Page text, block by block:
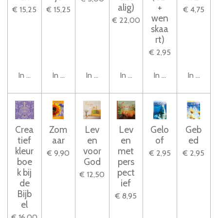
€ 15,25
In winkelwagen
€ 15,25
In winkelwagenIn winkelwagen
alig)
€ 22,00
In winkelwagen
+
wen
skaa
rt)
€ 2,95
In winkelwagen
€ 4,75
In
Crea
tief
kleur
boe
k bij
de
Bijb
el
Zom
aar
€ 9,90
Lev
en
voor
God
€ 12,50
Lev
en
met
pers
pect
ief
€ 8,95
Gelo
of
€ 2,95
Geb
ed
€ 2,95